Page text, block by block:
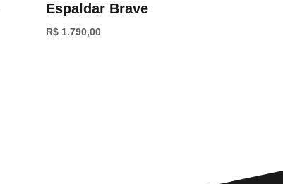
Espaldar Brave
R$1.790,00